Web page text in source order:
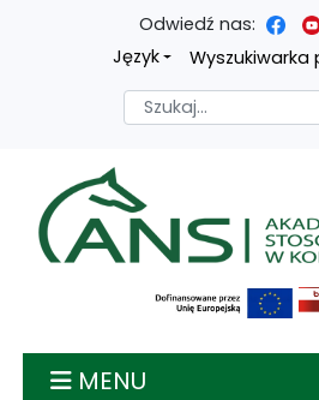
Przejdź
treści
głównej
Przejdź
menu
Przejdź
wyszukiwarki
Przejdź
mapy
strony
Odwiedź nas:
Język
Szukaj
Akademia
MENU